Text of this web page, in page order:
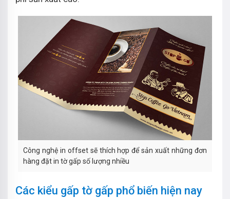
Công nghệ in offset sẽ thích hợp để sản xuất những đơn
hàng đặt in tờ gấp số lượng nhiều
Các kiểu gấp tờ gấp phổ biến hiện nay